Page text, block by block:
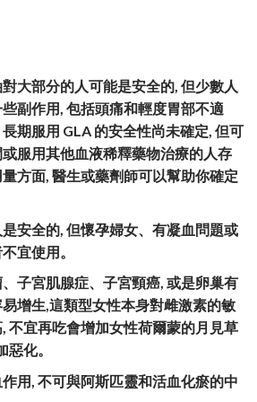
大部分的人可能是安全的, 但少數人
副作用, 包括頭痛和輕度胃部不適
長期服用 GLA 的安全性尚未確定, 但可
服用其他血液稀釋藥物治療的人存
方面, 醫生或藥劑師可以幫助你確定
安全的, 但懷孕婦女、有凝血問題或
宜使用。
子宮肌腺症、子宮頸癌, 或是卵巢有
增生,這類型女性本身對雌激素的敏
不宜再吃會增加女性荷爾蒙的月見草
化。
用, 不可與阿斯匹靈和活血化瘀的中